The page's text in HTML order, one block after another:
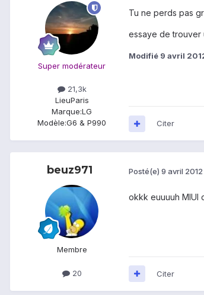
Super modérateur
21,3k
LieuParis
Marque:LG
Modèle:G6 & P990
Tu ne perds pas
essaye de trouver
Modifié 9 avril
Citer
beuz971
Membre
20
Posté(e) 9 avril 2012
okkk euuuuh MIUI
Citer